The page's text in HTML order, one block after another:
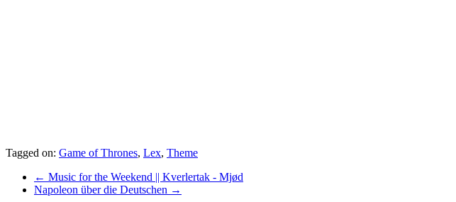
Tagged on: Game of Thrones, Lex, Theme
← Music for the Weekend || Kverlertak - Mjød
Napoleon über die Deutschen →